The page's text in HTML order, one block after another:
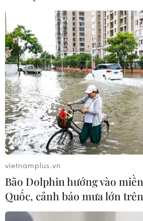
dinh dưỡng đầu đời cho trẻ?
18/07/2026 01:00
Phân bổ ngân sách chăm sóc sức
khỏe và dân số: Ưu tiên các địa
khó khăn
17/07/2026 22:30
Đà Nẵng tổ chức Lễ hội Sâm
Linh 2026: Cam kết 100% sâm
17/07/2026 06:09
Tìm ra cơ chế gây bệnh ung thư
vietnamplus.vn
Bão Dolphin hướng vào
Quốc, cảnh báo mưa lớn